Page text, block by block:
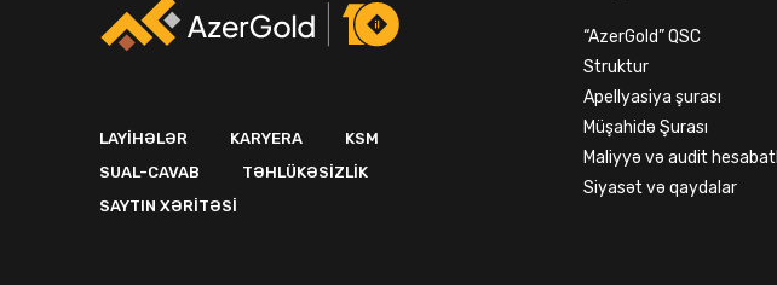
LAYIHƏLƏR KARYERA
KSM
SUAL-CAVAB
TƏHLÜKƏSIZLIK
SAYTIN XƏRITƏSI
“AzerGold” QSC
Struktur
Apellyasiya şurası
Müşahidə Şurası
Maliyyə və audit
Siyasət və qaydalar